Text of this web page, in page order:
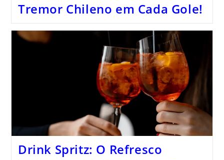
Tremor Chileno em Cada Gole!
Drink Spritz: O Refresco